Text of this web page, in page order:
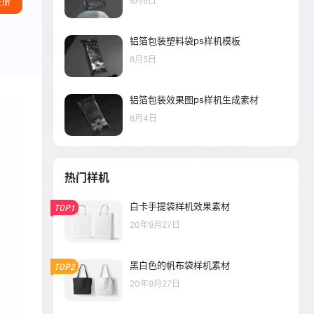
铝箔包装塑料袋ps样机模板
8月5日
铝箔包装效果图ps样机生成素材
8月4日
热门样机
TOP1 白卡手提袋样机效果素材
20年9月27日
TOP2 黑白色的帆布袋样机素材
20年9月27日